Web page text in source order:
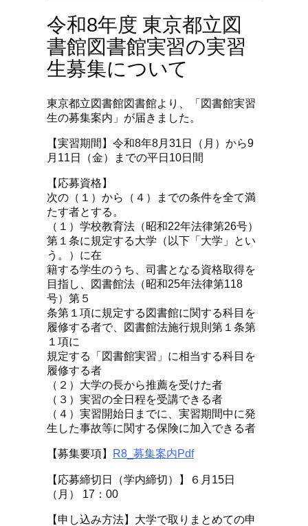
令和8年度 東京都立図
書館図書館実習の実習
生募集について
東京都立図書館図書館より、「図書館実習
生の募集案内」が届きました。
【実習期間】令和8年8月31日（月）から9
月11日（金）までの平日10日間
【応募資格】
次の（１）から（４）までの条件を全て満
たす者とする。
（１）学校教育法（昭和22年法律第26号）
第１条に規定する大学（以下「大学」とい
う。）に在
籍する学生のうち、司書となる資格取得を
目指し、図書館法（昭和25年法律第118
号）第５
条第１項に規定する図書館に関する科目を
履修する者で、図書館法施行規則第１条第
１項に
規定する「図書館実習」に相当する科目を
履修する者
（２）大学の長から推薦を受けた者
（３）実習の全日程を受講できる者
（４）実習開始日までに、実習期間中に発
生した事故等に関する保険に加入できる者
【募集要項】 R8_募集案内pdf
【応募締切日（学内締切）】６月15日
（月） 17：00
【申し込み方法】大学で取りまとめての申